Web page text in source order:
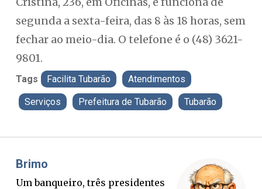
segunda a sexta-feira, das 8 às 18 horas, sem
fechar ao meio-dia. O telefone é o (48) 3621-
9801.
Tags Facilita Tubarão Atendimentos
Serviços Prefeitura de Tubarão Tubarão
Misael Elias
O Boato corre mais rápido que a